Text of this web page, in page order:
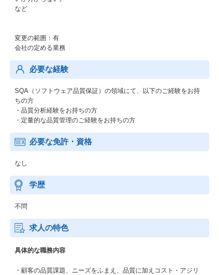
など
変更の範囲：有
会社の定める業務
必要な経験
SQA（ソフトウェア品質保証）の領域にて、以下のご経験をお持
ちの方
・品質分析経験をお持ちの方
・定量的な品質管理のご経験をお持ちの方
必要な免許・資格
なし
学歴
不問
求人の特色
具体的な職務内容
・顧客の品質課題、ニーズをふまえ、品質に加えコスト・アジリ